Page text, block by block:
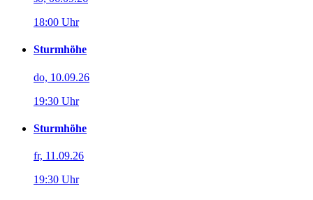
18:00 Uhr
Sturmhöhe
do, 10.09.26
19:30 Uhr
Sturmhöhe
fr, 11.09.26
19:30 Uhr